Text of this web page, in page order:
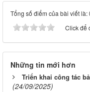
Tổng số điểm của bài viết là:
Click để
Những tin mới hơn
Triển khai công tác
(24/09/2025)